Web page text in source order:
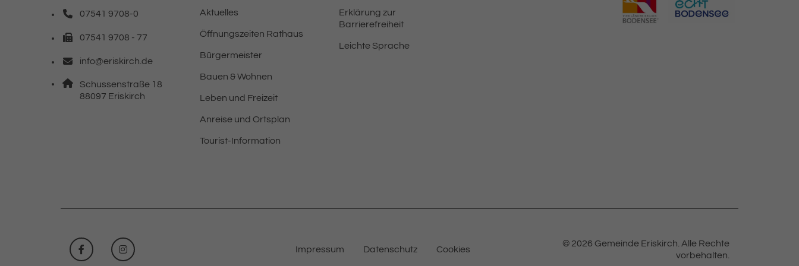
07541 9708-0
Telefonnummer: 0 7 5 4 1 9 7 0 8 0
07541 9708 - 77
Faxnummer: 0 7 5 4 1 9 7 0 8 7 7
info@eriskirch.de
E-Mail Adresse: info@eriskirch.de
Adresse:
Schussenstraße 18
88097 , 8 8 0 9 7
Eriskirch
Aktuelles
Öffnungszeiten Rathaus
Bürgermeister
Bauen & Wohnen
Leben und Freizeit
Anreise und Ortsplan
Tourist-Information
Erklärung zur
Barrierefreiheit
Leichte Sprache
FACEBOOKINSTAGRAM Impressum Datenschutz Cookies
© 2026 Gemeinde Eriskirch. Alle Rechte
vorbehalten.